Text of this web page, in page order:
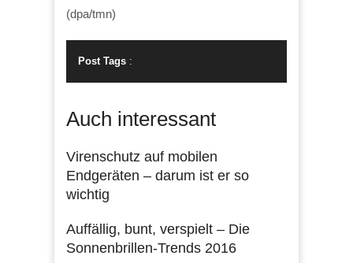
(dpa/tmn)
Post Tags :
Auch interessant
Virenschutz auf mobilen
Endgeräten – darum ist er so
wichtig
Auffällig, bunt, verspielt – Die
Sonnenbrillen-Trends 2016